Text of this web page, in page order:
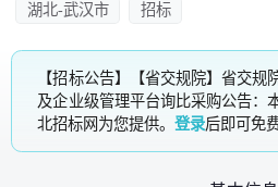
湖北-武汉市 招标
【招标公告】【省交规院】省交规
及企业级管理平台询比采购公告：
北招标网为您提供。登录后即可免